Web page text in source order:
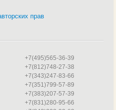
прав
+7(495)565-36-39
+7(812)748-27-38
+7(343)247-83-66
+7(351)799-57-89
+7(383)207-57-39
+7(831)280-95-66